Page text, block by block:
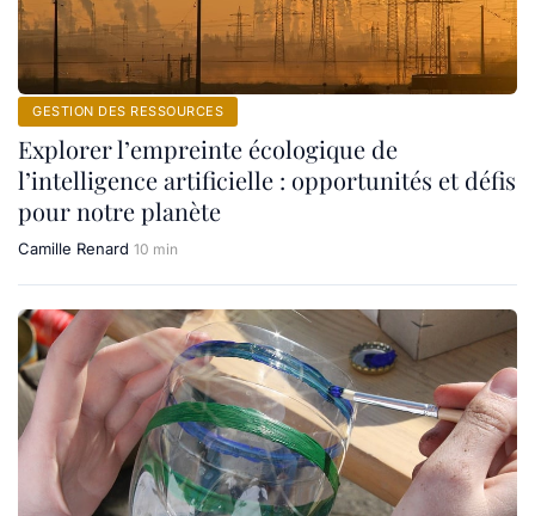
GESTION DES RESSOURCES
Explorer l’empreinte écologique de
l’intelligence artificielle : opportunités et défis
pour notre planète
Camille Renard 10 min